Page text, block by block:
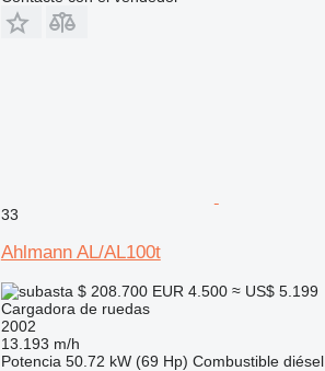
33
Ahlmann AL/AL100t
$ 208.700 EUR 4.500 ≈ US$ 5.199
Cargadora de ruedas
2002
13.193 m/h
Potencia 50.72 kW (69 Hp) Combustible diésel